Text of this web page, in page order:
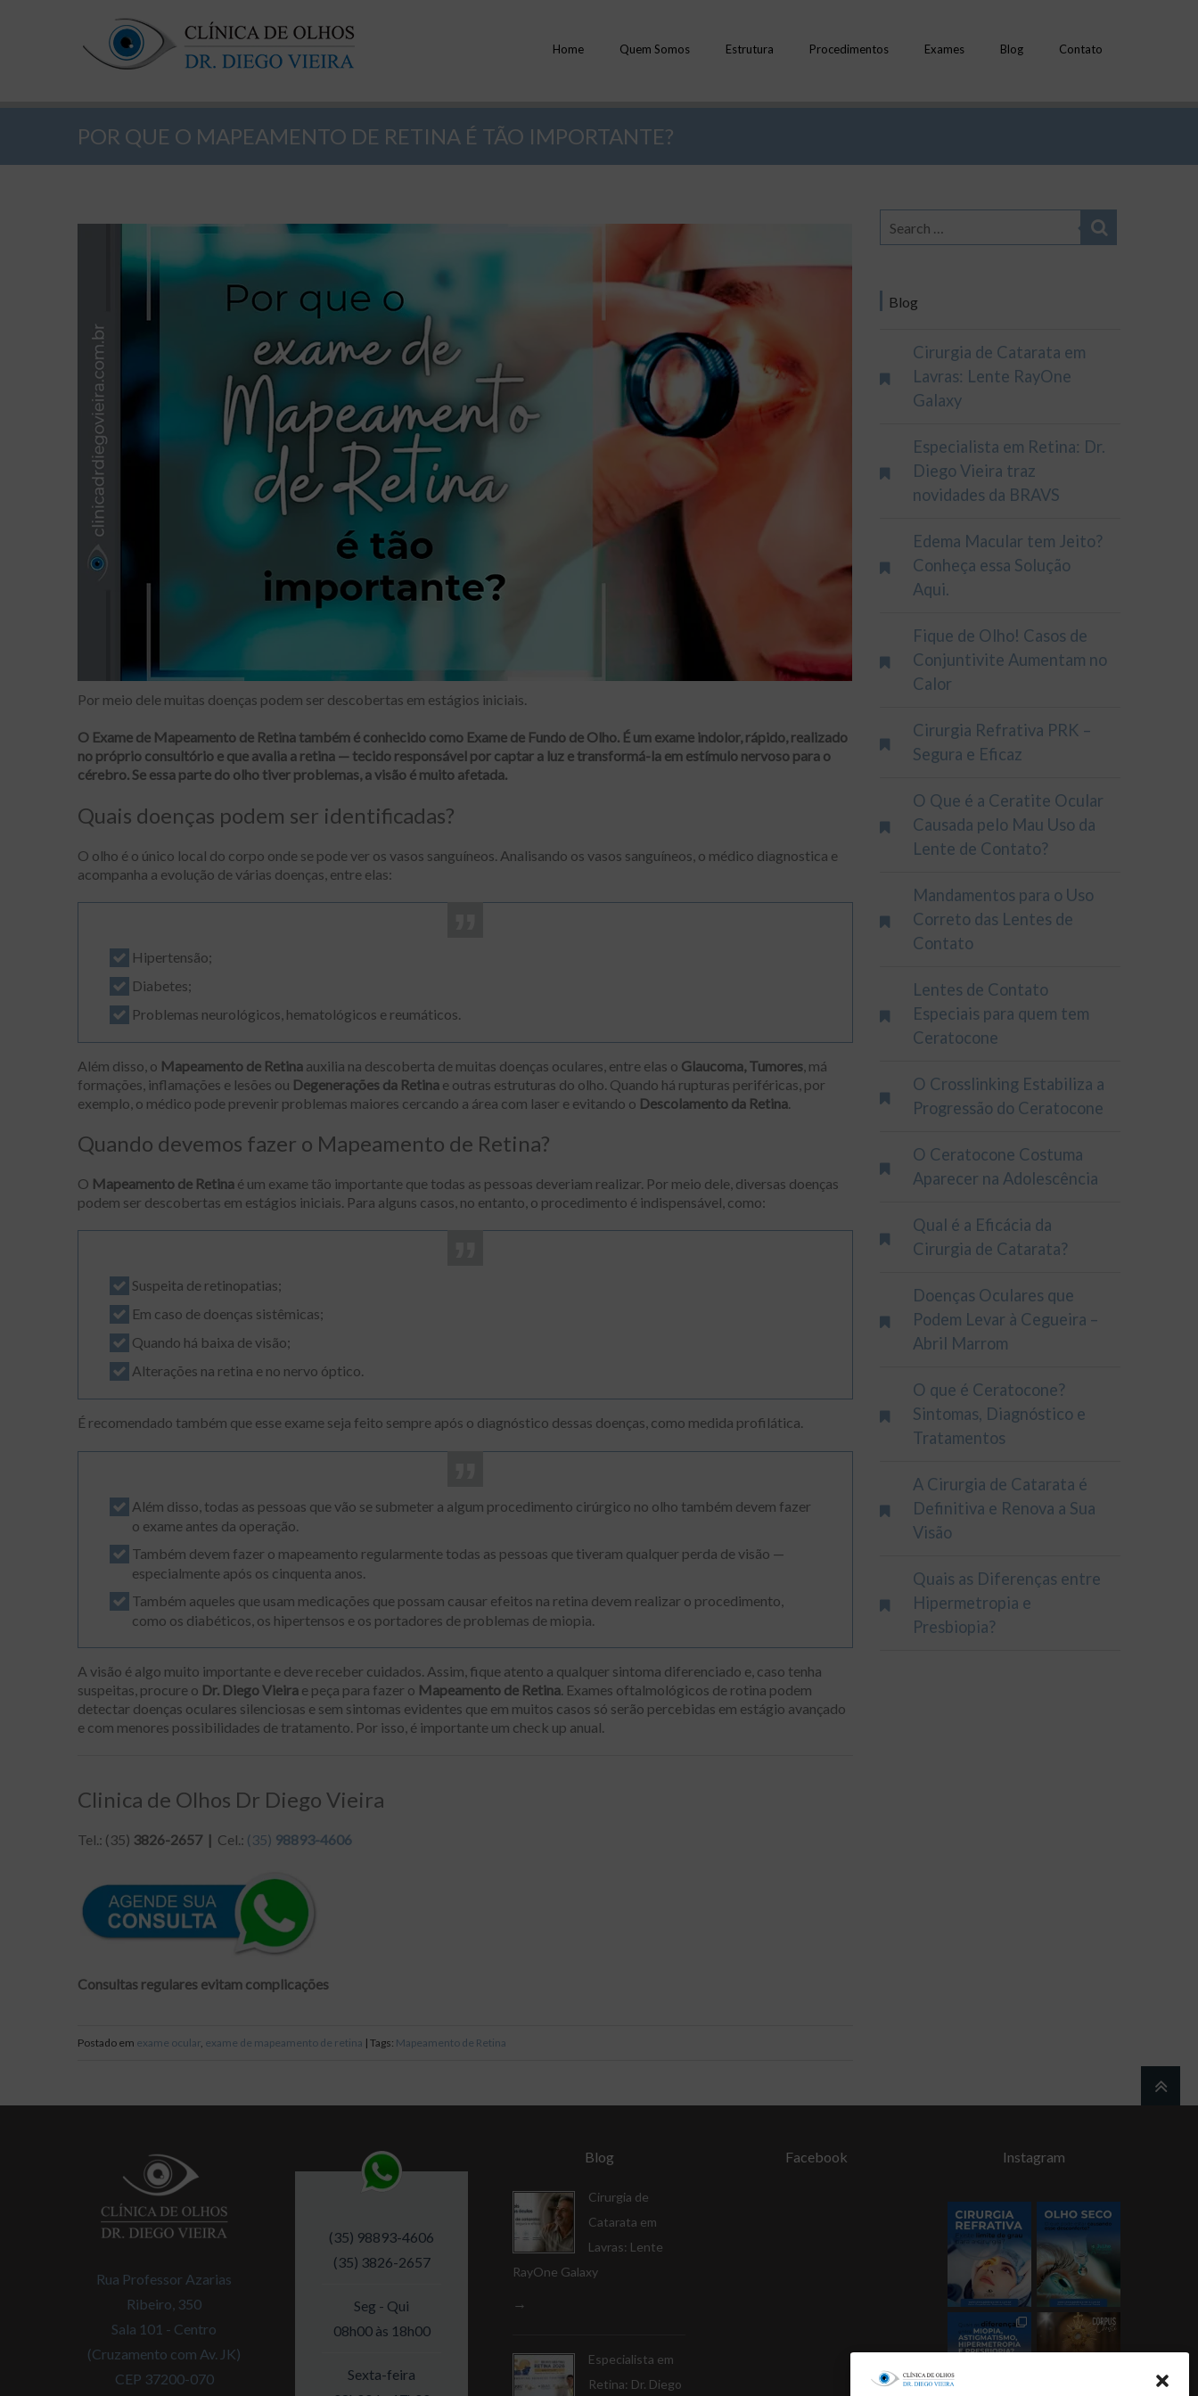
Home Quem Somos Estrutura Procedimentos Exames Blog Contato
POR QUE O MAPEAMENTO DE RETINA É TÃO IMPORTANTE?
Blog
Cirurgia de Catarata em
Lavras: Lente RayOne
Galaxy
Especialista em Retina: Dr.
Diego Vieira traz
novidades da BRAVS
Edema Macular tem Jeito?
Conheça essa Solução
Aqui.
Fique de Olho! Casos de
Conjuntivite Aumentam no
Calor
Cirurgia Refrativa PRK –
Segura e Eficaz
O Que é a Ceratite Ocular
Causada pelo Mau Uso da
Lente de Contato?
Mandamentos para o Uso
Correto das Lentes de
Contato
Lentes de Contato
Especiais para quem tem
Ceratocone
O Crosslinking Estabiliza a
Progressão do Ceratocone
O Ceratocone Costuma
Aparecer na Adolescência
Qual é a Eficácia da
Cirurgia de Catarata?
Doenças Oculares que
Podem Levar à Cegueira –
Abril Marrom
O que é Ceratocone?
Sintomas, Diagnóstico e
Tratamentos
A Cirurgia de Catarata é
Definitiva e Renova a Sua
Visão
Quais as Diferenças entre
Hipermetropia e
Presbiopia?
Por meio dele muitas doenças podem ser descobertas em estágios iniciais.
O Exame de Mapeamento de Retina também é conhecido como Exame de Fundo de Olho. É um exame indolor, rápido, realizado
no próprio consultório e que avalia a retina — tecido responsável por captar a luz e transformá-la em estímulo nervoso para o
cérebro. Se essa parte do olho tiver problemas, a visão é muito afetada.
Quais doenças podem ser identificadas?
O olho é o único local do corpo onde se pode ver os vasos sanguíneos. Analisando os vasos sanguíneos, o médico diagnostica e
acompanha a evolução de várias doenças, entre elas:
Hipertensão;
Diabetes;
Problemas neurológicos, hematológicos e reumáticos.
Além disso, o Mapeamento de Retina auxilia na descoberta de muitas doenças oculares, entre elas o Glaucoma, Tumores, má
formações, inflamações e lesões ou Degenerações da Retina e outras estruturas do olho. Quando há rupturas periféricas, por
exemplo, o médico pode prevenir problemas maiores cercando a área com laser e evitando o Descolamento da Retina.
Quando devemos fazer o Mapeamento de Retina?
O Mapeamento de Retina é um exame tão importante que todas as pessoas deveriam realizar. Por meio dele, diversas doenças
podem ser descobertas em estágios iniciais. Para alguns casos, no entanto, o procedimento é indispensável, como:
Suspeita de retinopatias;
Em caso de doenças sistêmicas;
Quando há baixa de visão;
Alterações na retina e no nervo óptico.
É recomendado também que esse exame seja feito sempre após o diagnóstico dessas doenças, como medida profilática.
Além disso, todas as pessoas que vão se submeter a algum procedimento cirúrgico no olho também devem fazer
o exame antes da operação.
Também devem fazer o mapeamento regularmente todas as pessoas que tiveram qualquer perda de visão —
especialmente após os cinquenta anos.
Também aqueles que usam medicações que possam causar efeitos na retina devem realizar o procedimento,
como os diabéticos, os hipertensos e os portadores de problemas de miopia.
A visão é algo muito importante e deve receber cuidados. Assim, fique atento a qualquer sintoma diferenciado e, caso tenha
suspeitas, procure o Dr. Diego Vieira e peça para fazer o Mapeamento de Retina . Exames oftalmológicos de rotina podem
detectar doenças oculares silenciosas e sem sintomas evidentes que em muitos casos só serão percebidas em estágio avançado
e com menores possibilidades de tratamento. Por isso, é importante um check up anual.
Clinica de Olhos Dr Diego Vieira
Tel.: (35) 3826-2657 | Cel.: (35) 98893-4606
Consultas regulares evitam complicações
Postado em exame ocular, exame de mapeamento de retina | Tags: Mapeamento de Retina
Rua Professor Azarias
Ribeiro, 350
Sala 101 - Centro
(Cruzamento com Av. JK)
CEP 37200-070
(35) 98893-4606
(35) 3826-2657
Seg - Qui
08h00 às 18h00
Sexta-feira
Blog
Cirurgia de
Catarata em
Lavras: Lente
RayOne Galaxy
Especialista em
Retina: Dr. Diego
Facebook Instagram